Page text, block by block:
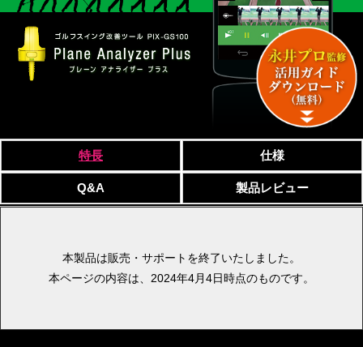
特長 仕様
Q&A 製品レビュー
本製品は販売・サポートを終了いたしました。
本ページの内容は、2024年4月4日時点のものです。